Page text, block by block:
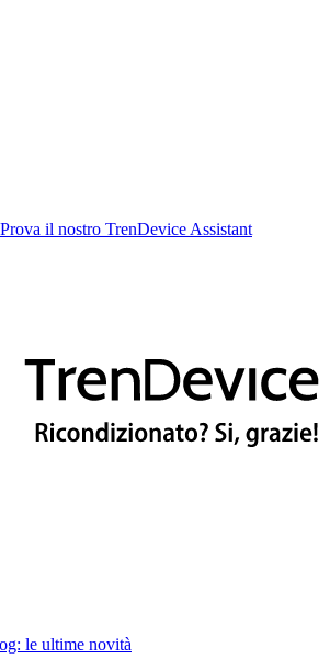
il nostro TrenDevice Assistant
le ultime novità